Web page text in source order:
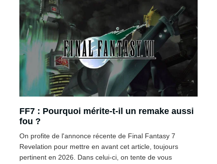
FF7 : Pourquoi mérite-t-il un remake aussi
fou ?
On profite de l'annonce récente de Final Fantasy 7
Revelation pour mettre en avant cet article, toujours
pertinent en 2026. Dans celui-ci, on tente de vous